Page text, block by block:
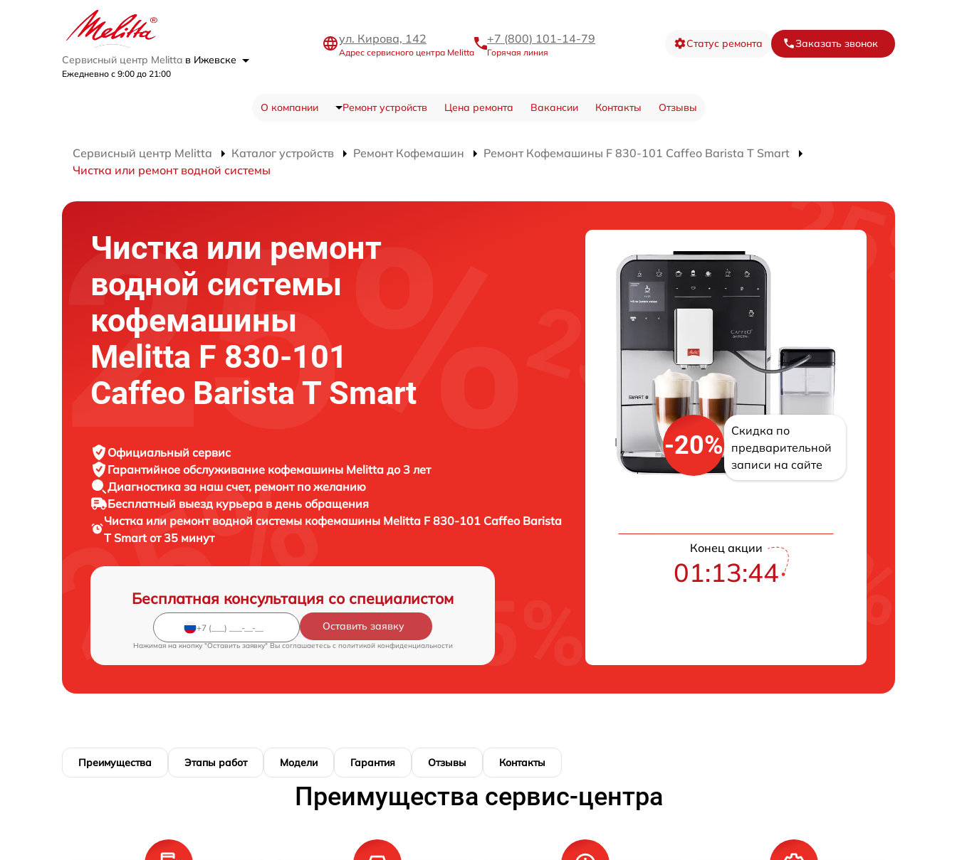
Сервисный центр Melitta в Ижевске
Ежедневно с 9:00 до 21:00
ул. Кирова, 142
Адрес сервисного центра Melitta
+7 (800) 101-14-79
Горячая линия
Статус ремонта Заказать звонок
О компании Ремонт устройств Цена ремонта Вакансии Контакты Отзывы
Сервисный центр Melitta Каталог устройств Ремонт Кофемашин
Ремонт Кофемашины F 830-101 Caffeo Barista T Smart
Чистка или ремонт водной системы
Чистка или ремонт
водной системы
кофемашины
Melitta F 830-101
Caffeo Barista T Smart
Официальный сервис
Гарантийное обслуживание кофемашины Melitta до 3 лет
Диагностика за наш счет, ремонт по желанию
Бесплатный выезд курьера в день обращения
Чистка или ремонт водной системы кофемашины Melitta F 830-101 Caffeo Barista
T Smart от 35 минут
Бесплатная консультация со специалистом
Оставить заявку
Нажимая на кнопку "Оставить заявку" Вы соглашаетесь c политикой конфиденциальности
-20%
Скидка по
предварительной
записи на сайте
Конец акции
01:13:43
Преимущества Этапы работ Модели Гарантия Отзывы Контакты
Преимущества сервис-центра